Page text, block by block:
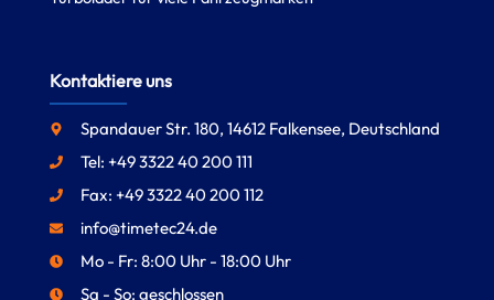
Kontaktiere uns
Spandauer Str. 180, 14612 Falkensee, Deutschland
Tel: +49 3322 40 200 111
Fax: +49 3322 40 200 112
info@timetec24.de
Mo - Fr: 8:00 Uhr - 18:00 Uhr
Sa - So: geschlossen